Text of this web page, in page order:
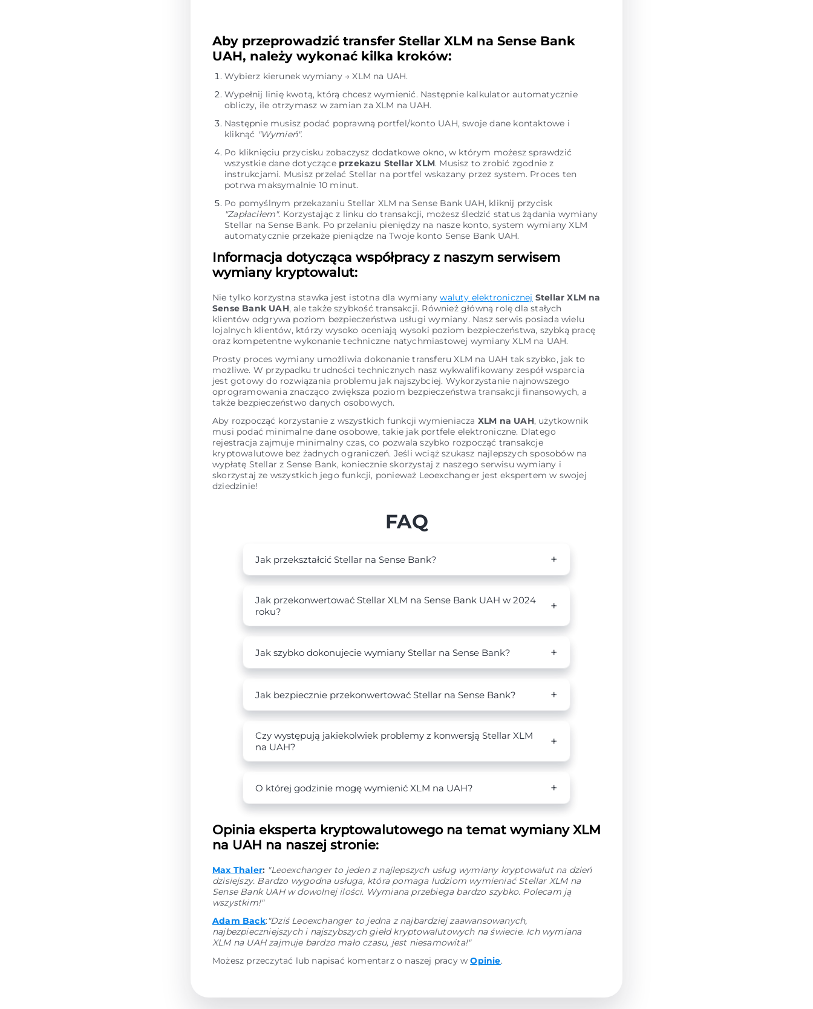
Aby przeprowadzić transfer Stellar XLM na Sense Bank
UAH, należy wykonać kilka kroków:
Wybierz kierunek wymiany → XLM na UAH.
Wypełnij linię kwotą, którą chcesz wymienić. Następnie kalkulator automatycznie
obliczy, ile otrzymasz w zamian za XLM na UAH.
Następnie musisz podać poprawną portfel/konto UAH, swoje dane kontaktowe i
kliknąć "Wymień".
Po kliknięciu przycisku zobaczysz dodatkowe okno, w którym możesz sprawdzić
wszystkie dane dotyczące przekazu Stellar XLM. Musisz to zrobić zgodnie z
instrukcjami. Musisz przelać Stellar na portfel wskazany przez system. Proces ten
potrwa maksymalnie 10 minut.
Po pomyślnym przekazaniu Stellar XLM na Sense Bank UAH, kliknij przycisk
"Zapłaciłem". Korzystając z linku do transakcji, możesz śledzić status żądania wymiany
Stellar na Sense Bank. Po przelaniu pieniędzy na nasze konto, system wymiany XLM
automatycznie przekaże pieniądze na Twoje konto Sense Bank UAH.
Informacja dotycząca współpracy z naszym serwisem
wymiany kryptowalut:
Nie tylko korzystna stawka jest istotna dla wymianywaluty elektronicznej Stellar XLM na
Sense Bank UAH, ale także szybkość transakcji. Również główną rolę dla stałych
klientów odgrywa poziom bezpieczeństwa usługi wymiany. Nasz serwis posiada wielu
lojalnych klientów, którzy wysoko oceniają wysoki poziom bezpieczeństwa, szybką pracę
oraz kompetentne wykonanie techniczne natychmiastowej wymiany XLM na UAH.
Prosty proces wymiany umożliwia dokonanie transferu XLM na UAH tak szybko, jak to
możliwe. W przypadku trudności technicznych nasz wykwalifikowany zespół wsparcia
jest gotowy do rozwiązania problemu jak najszybciej. Wykorzystanie najnowszego
oprogramowania znacząco zwiększa poziom bezpieczeństwa transakcji finansowych, a
także bezpieczeństwo danych osobowych.
Aby rozpocząć korzystanie z wszystkich funkcji wymieniacza XLM na UAH, użytkownik
musi podać minimalne dane osobowe, takie jak portfele elektroniczne. Dlatego
rejestracja zajmuje minimalny czas, co pozwala szybko rozpocząć transakcje
kryptowalutowe bez żadnych ograniczeń. Jeśli wciąż szukasz najlepszych sposobów na
wypłatę Stellar z Sense Bank, koniecznie skorzystaj z naszego serwisu wymiany i
skorzystaj ze wszystkich jego funkcji, ponieważ Leoexchanger jest ekspertem w swojej
dziedzinie!
FAQ
Jak przekształcić Stellar na Sense Bank?
Jak przekonwertować Stellar XLM na Sense Bank UAH w 2024
roku?
Jak szybko dokonujecie wymiany Stellar na Sense Bank?
Jak bezpiecznie przekonwertować Stellar na Sense Bank?
Czy występują jakiekolwiek problemy z konwersją Stellar XLM
na UAH?
O której godzinie mogę wymienić XLM na UAH?
Opinia eksperta kryptowalutowego na temat wymiany XLM
na UAH na naszej stronie:
Max Thaler: "Leoexchanger to jeden z najlepszych usług wymiany kryptowalut na dzień
dzisiejszy. Bardzo wygodna usługa, która pomaga ludziom wymieniać Stellar XLM na
Sense Bank UAH w dowolnej ilości. Wymiana przebiega bardzo szybko. Polecam ją
wszystkim!"
Adam Back:"Dziś Leoexchanger to jedna z najbardziej zaawansowanych,
najbezpieczniejszych i najszybszych giełd kryptowalutowych na świecie. Ich wymiana
XLM na UAH zajmuje bardzo mało czasu, jest niesamowita!"
Możesz przeczytać lub napisać komentarz o naszej pracy wOpinie.